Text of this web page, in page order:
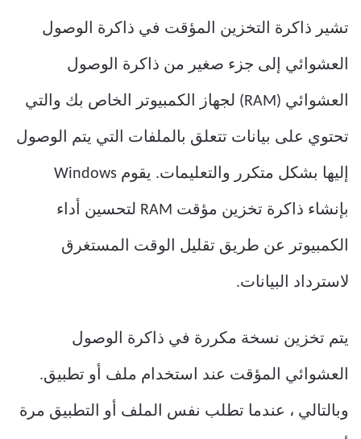
تشير ذاكرة التخزين المؤقت في ذاكرة الوصول
العشوائي إلى جزء صغير من ذاكرة الوصول
العشوائي (RAM) لجهاز الكمبيوتر الخاص بك والتي
تحتوي على بيانات تتعلق بالملفات التي يتم الوصول
إليها بشكل متكرر والتعليمات. يقوم Windows
بإنشاء ذاكرة تخزين مؤقت RAM لتحسين أداء
الكمبيوتر عن طريق تقليل الوقت المستغرق
لاسترداد البيانات.
يتم تخزين نسخة مكررة في ذاكرة الوصول
العشوائي المؤقت عند استخدام ملف أو تطبيق.
وبالتالي ، عندما تطلب نفس الملف أو التطبيق مرة